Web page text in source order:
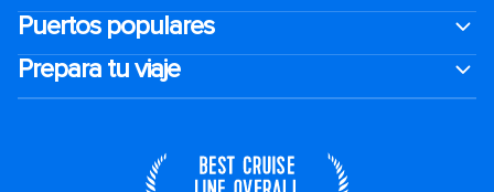
Puertos populares
Prepara tu viaje